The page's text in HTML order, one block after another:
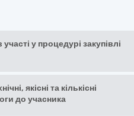
у процедурі закупівлі
якісні та кількісні
до учасника